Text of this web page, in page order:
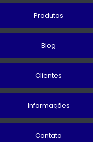
Produtos
Blog
Clientes
Informações
Contato